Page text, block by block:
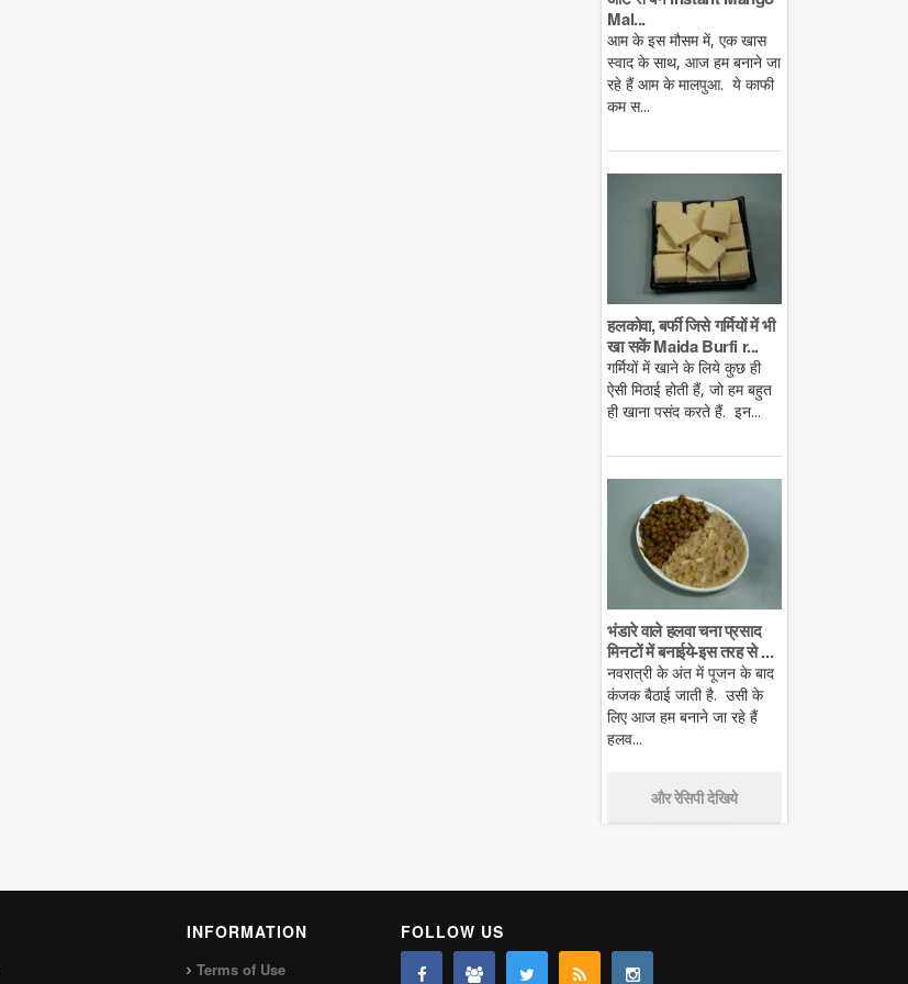
Mal...
आम के इस मौसम में, एक खास
स्वाद के साथ, आज हम बनाने जा
रहे हैं आम के मालपुआ. ये काफी
कम स...
हलकोवा, बर्फी जिसे गर्मियों में भी
खा सकें Maida Burfi r...
गर्मियों में खाने के लिये कुछ ही
ऐसी मिठाई होती हैं, जो हम बहुत
ही खाना पसंद करते हैं. इन...
भंडारे वाले हलवा चना प्रसाद
मिनटों में बनाईये-इस तरह से ...
नवरात्री के अंत में पूजन के बाद
कंजक बैठाई जाती है. उसी के
लिए आज हम बनाने जा रहे हैं
हलव...
और रेसिपी देखिये
INFORMATION
Terms of Use
FOLLOW US